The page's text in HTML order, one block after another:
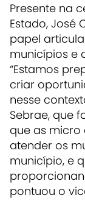
Presente na
Estado, José
papel
municípios e
“Estamos
criar
nesse
Sebrae, que
que as micro
atender os
município, e
pontuou o